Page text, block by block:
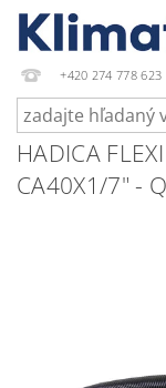
+420 274 778 623
HADICA
CA40X1/7" -